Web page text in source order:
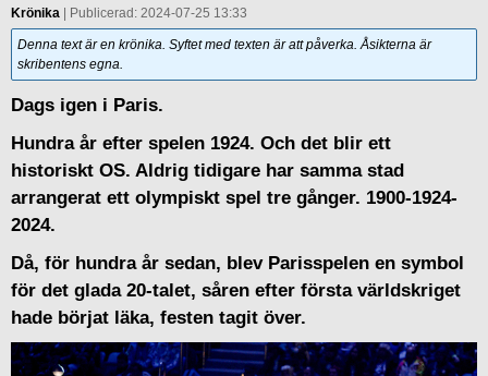
Krönika | Publicerad: 2024-07-25 13:33
Denna text är en krönika. Syftet med texten är att påverka. Åsikterna är
skribentens egna.
Dags igen i Paris.
Hundra år efter spelen 1924. Och det blir ett
historiskt OS. Aldrig tidigare har samma stad
arrangerat ett olympiskt spel tre gånger. 1900-1924-
2024.
Då, för hundra år sedan, blev Parisspelen en symbol
för det glada 20-talet, såren efter första världskriget
hade börjat läka, festen tagit över.